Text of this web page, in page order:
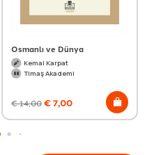
Osmanlı ve Dünya
Kemal Karpat
Timaş Akademi
€14,00€7,00